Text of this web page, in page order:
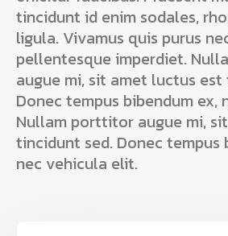
tincidunt id enim sodales,
ligula. Vivamus quis purus
pellentesque imperdiet.
augue mi, sit amet luctus
Donec tempus bibendum ex,
Nullam porttitor augue mi,
tincidunt sed. Donec tempus
nec vehicula elit.